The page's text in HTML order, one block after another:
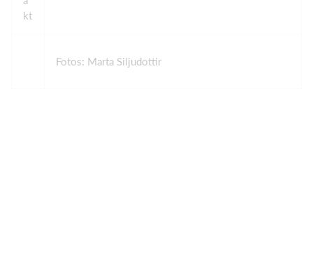
kt
Fotos: Marta Siljudottir